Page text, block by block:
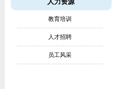
教育培训
人才招聘
员工风采